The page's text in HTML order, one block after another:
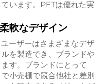
います。PETは優れた実
軟なデザイン
ーザーはさまざまなデザ
を製造でき、ブランドや
す。ブランドにとって
小売棚で競合他社と差別